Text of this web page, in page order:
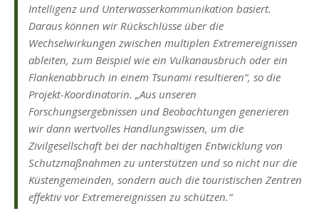
Intelligenz und Unterwasserkommunikation basiert.
Daraus können wir Rückschlüsse über die
Wechselwirkungen zwischen multiplen Extremereignissen
ableiten, zum Beispiel wie ein Vulkanausbruch oder ein
Flankenabbruch in einem Tsunami resultieren“, so die
Projekt-Koordinatorin. „Aus unseren
Forschungsergebnissen und Beobachtungen generieren
wir dann wertvolles Handlungswissen, um die
Zivilgesellschaft bei der nachhaltigen Entwicklung von
Schutzmaßnahmen zu unterstützen und so nicht nur die
Küstengemeinden, sondern auch die touristischen Zentren
effektiv vor Extremereignissen zu schützen.“